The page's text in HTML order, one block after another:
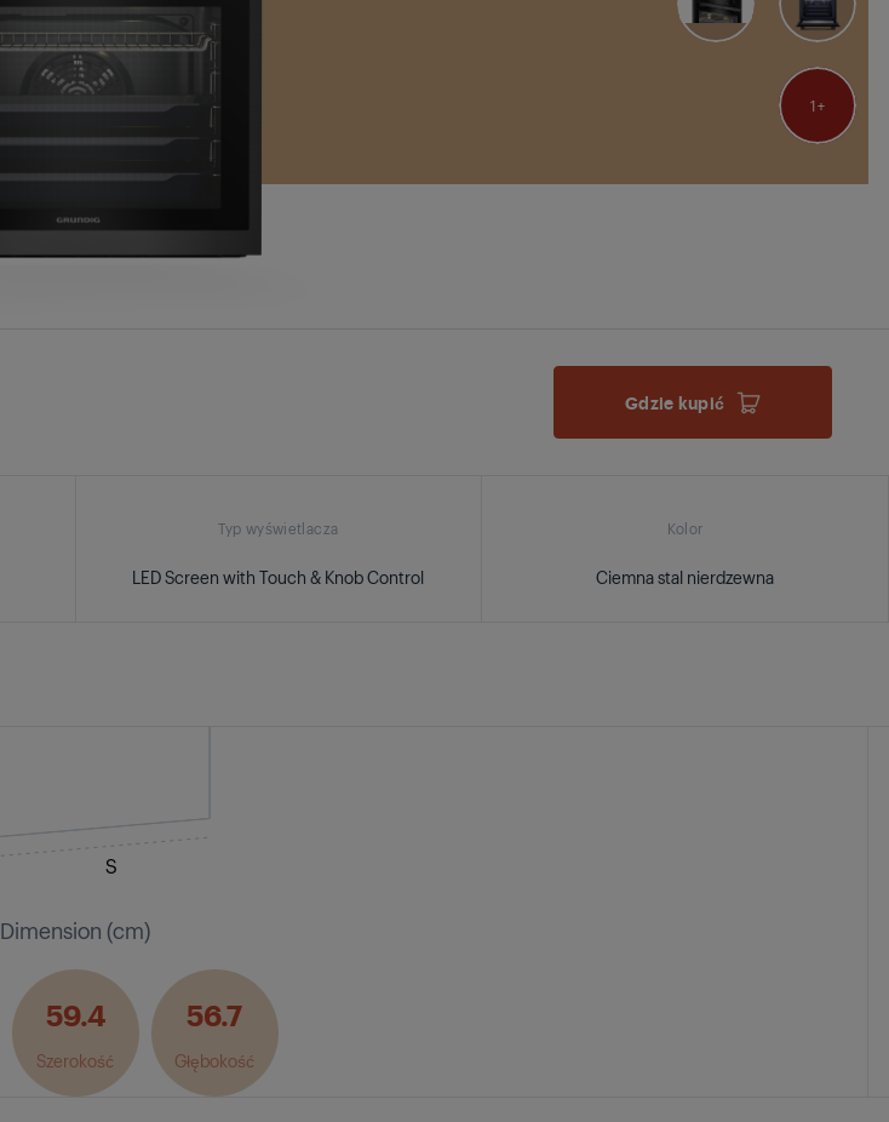
1
Gdzie kupić
Typ wyświetlacza
LED Screen with Touch & Knob Control
Kolor
Ciemna stal nierdzewna
S
Dimension (cm)
59.4
Szerokość
56.7
Głębokość